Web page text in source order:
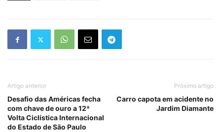
Artigo anterior
Desafio das Américas fecha
com chave de ouro a 12ª
Volta Ciclística Internacional
do Estado de São Paulo
Próximo artigo
Carro capota em acidente no
Jardim Diamante